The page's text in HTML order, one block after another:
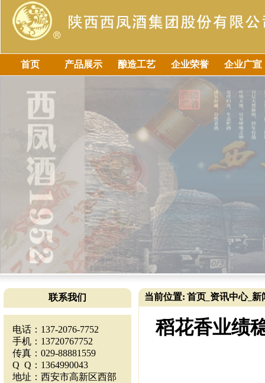
首页 产品展示 酿造工艺 企业荣誉 企业广宣
联系我们
电话：137-2076-7752
手机：13720767752
传真：029-88881559
Q Q：1364990043
地址：西安市高新区西部
当前位置: 首页 资讯中心_ 新
稻花香业绩